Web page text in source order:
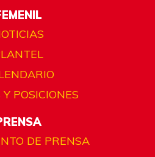
POSICIONES
DE PRENSA